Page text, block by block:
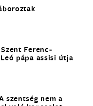
Ferenc-
pápa assisi útja
szentség nem a